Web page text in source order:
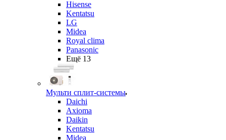
Hisense
Kentatsu
LG
Midea
Royal clima
Panasonic
Ещё 13
Мульти сплит-системы
Daichi
Axioma
Daikin
Kentatsu
Midea